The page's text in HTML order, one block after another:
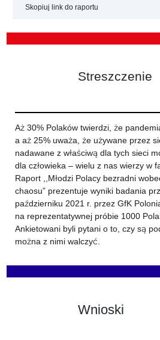
Skopiuj link do raportu
Streszczenie
Aż 30% Polaków twierdzi, że
a aż 25% uważa, że używane przez
nadawane z właściwą dla tych sieci
dla człowieka – wielu z nas wierzy w
Raport ,,Młodzi Polacy bezradni
chaosu” prezentuje wyniki badania
październiku 2021 r. przez GfK
na reprezentatywnej próbie 1000
Ankietowani byli pytani o to, czy są
można z nimi walczyć.
Wnioski